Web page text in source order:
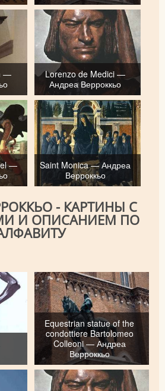
—
Lorenzo de Medici —
Андреа Верроккьо
—
Saint Monica — Андреа
Верроккьо
- КАРТИНЫ С
И ОПИСАНИЕМ ПО
Equestrian statue of the
condottiere Bartolomeo
Colleoni — Андреа
Верроккьо